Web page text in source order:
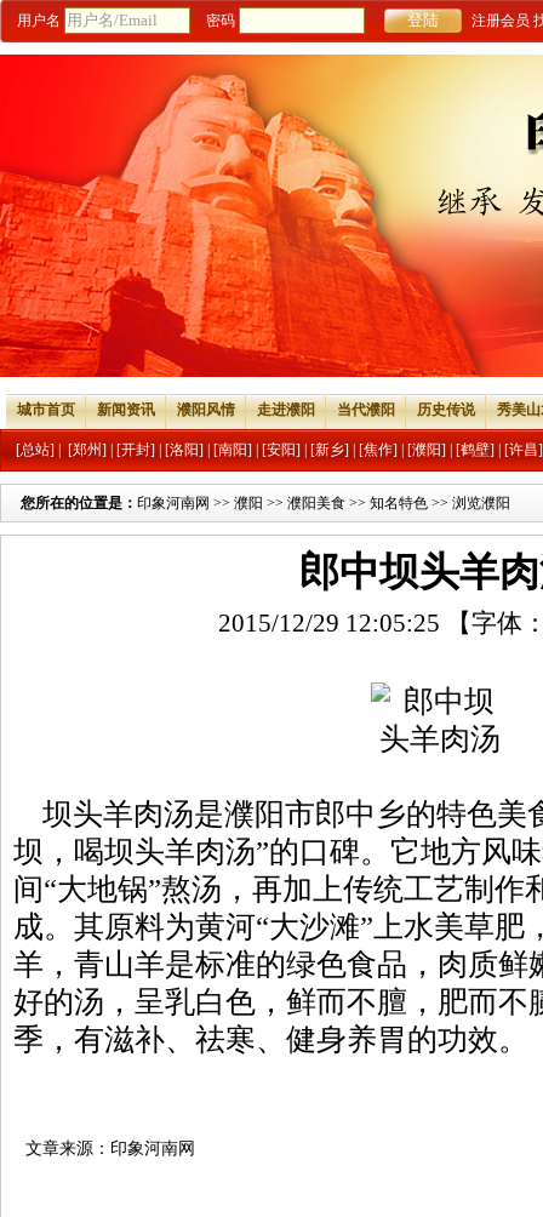
用户名 密码 注册会员
城市首页 新闻资讯 濮阳风情 走进濮阳 当代濮阳 历史传说 秀美
[总站] [郑州] [开封] [洛阳] [南阳] [安阳] [新乡] [焦作] [濮阳] [鹤壁] [许昌]
您所在的位置是： 印象河南网 >> 濮阳 >> 濮阳美食 >> 知名特色 >> 浏览濮阳
郎中坝头羊
2015/12/29 12:05:25 【字体
坝头羊肉汤是濮阳市郎中乡的特色美
坝，喝坝头羊肉汤”的口碑。它地方风
间“大地锅”熬汤，再加上传统工艺制作
成。其原料为黄河“大沙滩”上水美草肥
羊，青山羊是标准的绿色食品，肉质鲜
好的汤，呈乳白色，鲜而不膻，肥而不
季，有滋补、祛寒、健身养胃的功效。
文章来源：印象河南网